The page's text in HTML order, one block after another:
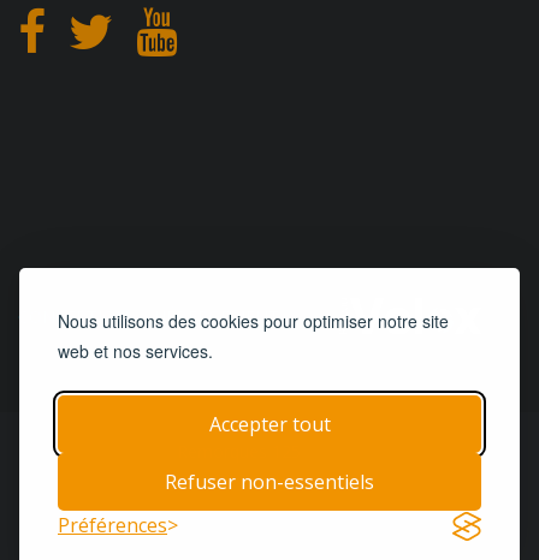
Nous utilisons des cookies pour optimiser notre site
web et nos services.
Accepter tout
Refuser non-essentiels
Préférences
CONCEPTIONetHÉBERGEMENT
© 2019 - 2026 | Tous droits réservés
Accueil Remorques
Pièces & Services